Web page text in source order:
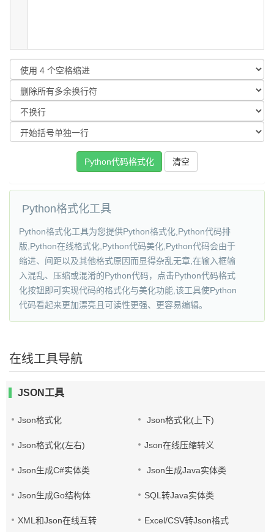
Python格式化工具
Python格式化工具为您提供Python格式化,Python代码排
版,Python在线格式化,Python代码美化,Python代码会由于
缩进、间距以及其他格式原因而显得杂乱无章,在输入框输
入混乱、压缩或混淆的Python代码，点击Python代码格式
化按钮即可实现代码的格式化与美化功能,该工具使Python
代码看起来更加漂亮且可读性更强、更容易编辑。
在线工具导航
JSON工具
Json格式化 Json格式化(上下)
Json格式化(左右) Json在线压缩转义
Json生成C#实体类 Json生成Java实体类
Json生成Go结构体 SQL转Java实体类
XML和Json在线互转 Excel/CSV转Json格式